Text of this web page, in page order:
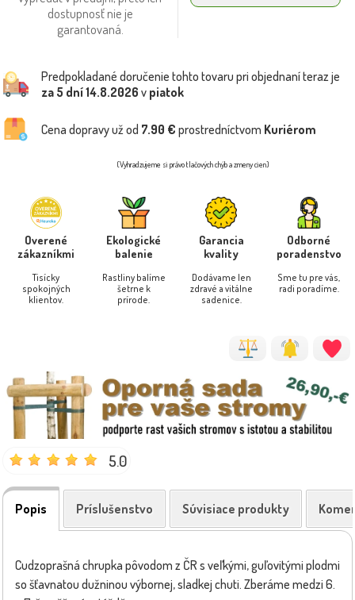
dostupnosť nie je
garantovaná.
Predpokladané doručenie tohto tovaru pri objednaní teraz je
za 5 dní14.8.2026 v piatok
Cena dopravy už od 7.90 € prostredníctvom Kuriérom
(Vyhradzujeme si právo tlačových chýb a zmeny cien)
Overené
zákazníkmi
Tisícky
spokojných
klientov.
Ekologické
balenie
Rastliny balíme
šetrne k
prírode.
Garancia
kvality
Dodávame len
zdravé a vitálne
sadenice.
Odborné
poradenstvo
Sme tu pre vás,
radi poradíme.
5.0
Popis Príslušenstvo Súvisiace produkty
Cudzoprašná chrupka pôvodom z ČR s veľkými, guľovitými plodmi
so šťavnatou dužninou výbornej, sladkej chuti. Zberáme medzi 6.